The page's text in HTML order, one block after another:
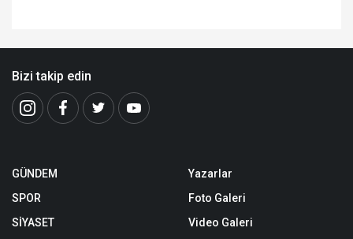
Bizi takip edin
GÜNDEM
SPOR
SİYASET
Yazarlar
Foto Galeri
Video Galeri